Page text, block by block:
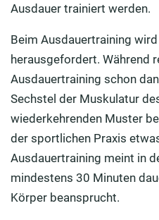
Ausdauer trainiert werden.
Beim Ausdauertraining
herausgefordert. Während
Ausdauertraining schon
Sechstel der Muskulatur
wiederkehrenden Muster
der sportlichen Praxis
Ausdauertraining meint in
mindestens 30 Minuten
Körper beansprucht.